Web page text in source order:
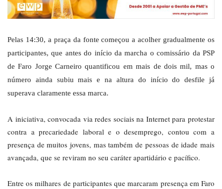
Pelas 14:30, a praça da fonte começou a acolher gradualmente os
participantes, que antes do início da marcha o comissário da PSP
de Faro Jorge Carneiro quantificou em mais de dois mil, mas o
número ainda subiu mais e na altura do início do desfile já
superava claramente essa marca.
A iniciativa, convocada via redes sociais na Internet para protestar
contra a precariedade laboral e o desemprego, contou com a
presença de muitos jovens, mas também de pessoas de idade mais
avançada, que se reviram no seu caráter apartidário e pacífico.
Entre os milhares de participantes que marcaram presença em Faro